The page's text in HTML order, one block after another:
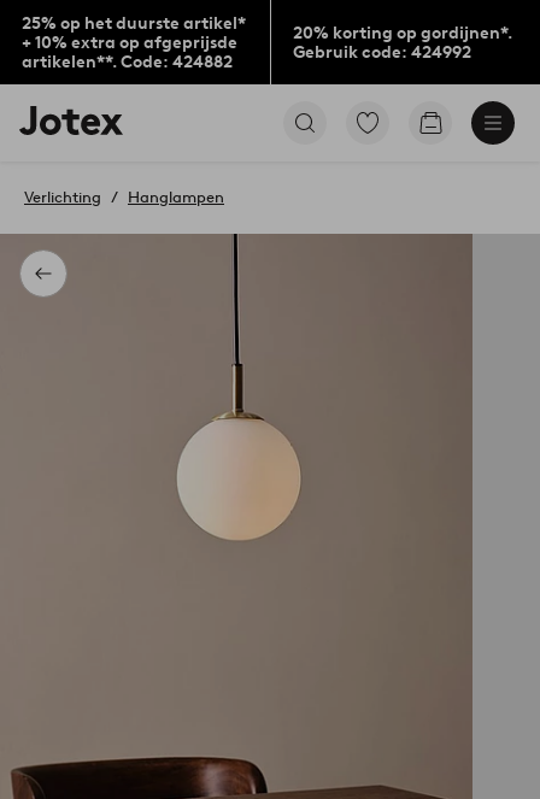
25% op het duurste artikel*
+ 10% extra op afgeprijsde
artikelen**. Code: 424882
20% korting op gordijnen*.
Gebruik code: 424992
Jotex
logo
to
home
page
Ga
Go
Terug
Verlichting Hanglampen